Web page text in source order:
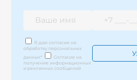
Я даю согласие на
обработку персональных
данных*
Согласие на
получение информационных
и рекламных сообщений